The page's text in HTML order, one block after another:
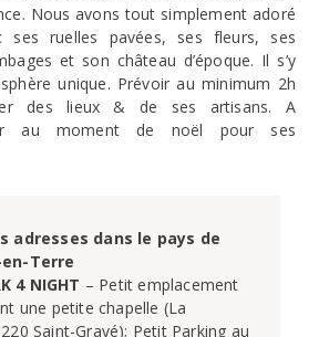
Nous avons tout simplement adoré
ses ruelles pavées, ses fleurs, ses
et son château d’époque. Il s’y
unique. Prévoir au minimum 2h
des lieux & de ses artisans. A
au moment de noël pour ses
adresses dans le pays de
Terre
4 NIGHT – Petit emplacement
une petite chapelle (La
Saint-Gravé); Petit Parking au